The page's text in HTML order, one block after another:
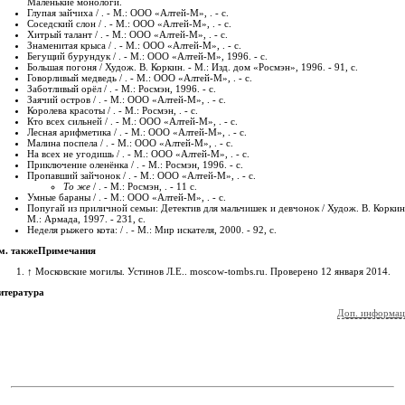
Глупая зайчиха / . - М.: ООО «Алтей-М», . - с.
Соседский слон / . - М.: ООО «Алтей-М», . - с.
Хитрый талант / . - М.: ООО «Алтей-М», . - с.
Знаменитая крыса / . - М.: ООО «Алтей-М», . - с.
Бегущий бурундук / . - М.: ООО «Алтей-М», 1996. - с.
Большая погоня / Худож. В. Коркин. - М.: Изд. дом «Росмэн», 1996. - 91, с.
Говорливый медведь / . - М.: ООО «Алтей-М», . - с.
Заботливый орёл / . - М.: Росмэн, 1996. - с.
Заячий остров / . - М.: ООО «Алтей-М», . - с.
Королева красоты / . - М.: Росмэн, . - с.
Кто всех сильней / . - М.: ООО «Алтей-М», . - с.
Лесная арифметика / . - М.: ООО «Алтей-М», . - с.
Малина поспела / . - М.: ООО «Алтей-М», . - с.
На всех не угодишь / . - М.: ООО «Алтей-М», . - с.
Приключение оленёнка / . - М.: Росмэн, 1996. - с.
Пропавший зайчонок / . - М.: ООО «Алтей-М», . - с.
То же/ . - М.: Росмэн, . - 11 с.
Умные бараны / . - М.: ООО «Алтей-М», . - с.
Попугай из приличной семьи: Детектив для мальчишек и девчонок / Худож. В.
М.: Армада, 1997. - 231, с.
Неделя рыжего кота: / . - М.: Мир искателя, 2000. - 92, с.
такжеПримечания
↑ Московские могилы. Устинов Л.Е.. moscow-tombs.ru. Проверено 12 января 2014.
Доп.